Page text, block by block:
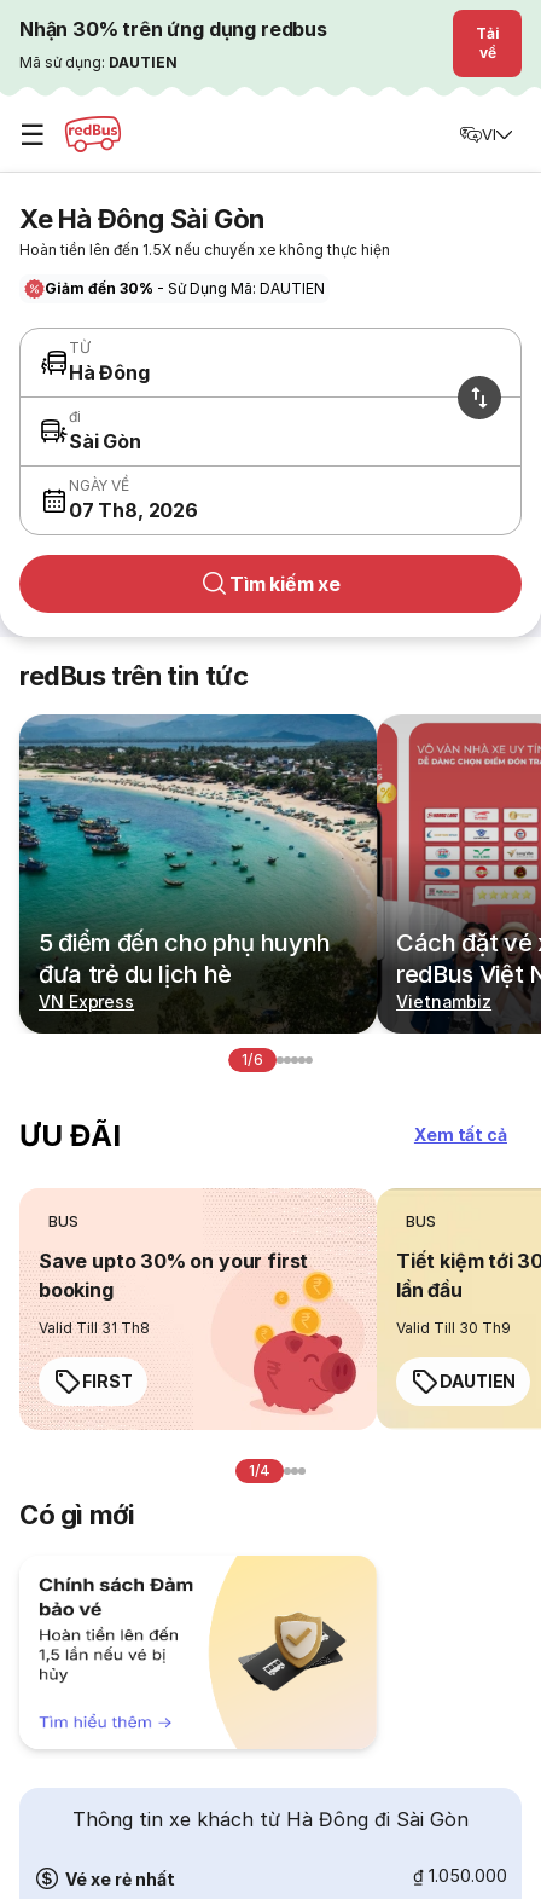
Nhận 30% trên ứng dụng redbus
Mã sử dụng: DAUTIEN
Tải
về
☰ VI
Xe Hà Đông Sài Gòn
Hoàn tiền lên đến 1.5X nếu chuyến xe không thực hiện
Giảm đến 30% - Sử Dụng Mã: DAUTIEN
TỪ
Hà Đông
đi
Sài Gòn
NGÀY VỀ
07 Th8, 2026
Tìm kiếm xe
redBus trên tin tức
5 điểm đến cho phụ huynh
đưa trẻ du lịch hè
VN Express
Cách đặt vé
redBus Việt
Vietnambiz
1/6
ƯU ĐÃI Xem tất cả
BUS
Save upto 30% on your first
booking
Valid Till 31 Th8
FIRST
BUS
Tiết kiệm tới
lần đầu
Valid Till 30 Th9
DAUTIEN
1/4
Có gì mới
Thông tin xe khách từ Hà Đông đi Sài Gòn
Vé xe rẻ nhất ₫ 1.050.000